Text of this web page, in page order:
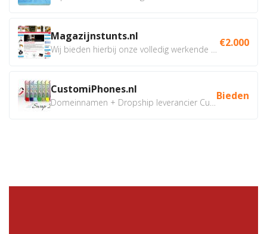
Magazijnstunts.nl €2.000
CustomiPhones.nl Bieden